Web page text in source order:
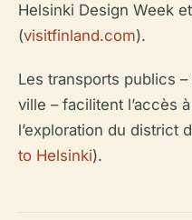
Helsinki Design Week
(visitfinland.com).
Les transports publics
ville – facilitent l’accès
l’exploration du district
to Helsinki).